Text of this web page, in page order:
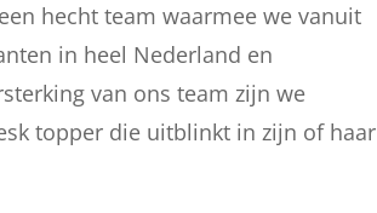
hecht team waarmee we vanuit
in heel Nederland en
van ons team zijn we
topper die uitblinkt in zijn of haar